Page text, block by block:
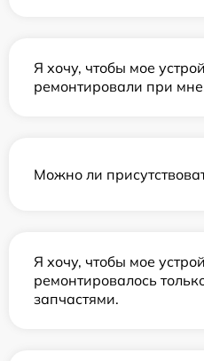
Я хочу, чтобы мое
ремонтировали при
Можно ли
Я хочу, чтобы мое
ремонтировалось
запчастями.